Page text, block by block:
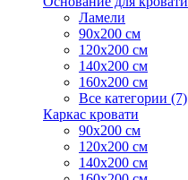
Ламели
90х200 см
120х200 см
140х200 см
160х200 см
Все категории (7)
Каркас кровати
90х200 см
120х200 см
140х200 см